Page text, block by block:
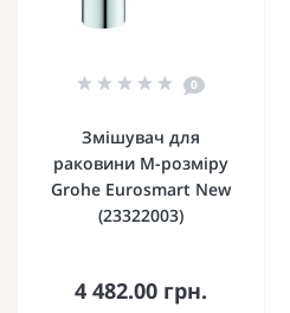
0
Змішувач для
раковини M-розміру
Grohe Eurosmart New
(23322003)
4 482.00 грн.